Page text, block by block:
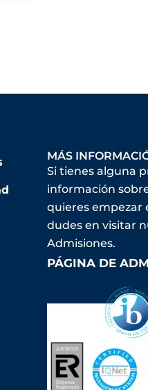
MÁS
Si tienes alguna
información
quieres empezar
dudes en visitar
Admisiones.
PÁGINA DE